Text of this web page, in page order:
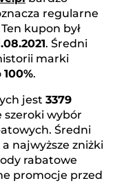
regularne
kupon był
. Średni
marki
100%.
jest 3379
szeroki wybór
Średni
a najwyższe zniżki
rabatowe
promocje przed